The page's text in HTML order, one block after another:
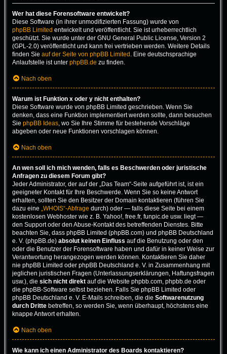
Wer hat diese Forensoftware entwickelt?
Diese Software (in ihrer unmodifizierten Fassung) wurde von
phpBB Limited entwickelt und veröffentlicht. Sie ist urheberrechtlich
geschützt. Sie wurde unter der GNU General Public License, Version 2
(GPL-2.0) veröffentlicht und kann frei vertrieben werden. Weitere Details
finden Sie auf der Seite von phpBB Limited . Eine deutschsprachige
Anlaufstelle ist unter phpBB.de zu finden.
Nach oben
Warum ist Funktion x oder y nicht enthalten?
Diese Software wurde von phpBB Limited geschrieben. Wenn Sie
denken, dass eine Funktion implementiert werden sollte, dann besuchen
Sie phpBB Ideas, wo Sie Ihre Stimme für bestehende Vorschläge
abgeben oder neue Funktionen vorschlagen können.
Nach oben
An wen soll ich mich wenden, falls es Beschwerden oder juristische
Anfragen zu diesem Forum gibt?
Jeder Administrator, der auf der „Das Team“-Seite aufgeführt ist, ist ein
geeigneter Kontakt für Ihre Beschwerde. Wenn Sie so keine Antwort
erhalten, sollten Sie den Besitzer der Domain kontaktieren (führen Sie
dazu eine „WHOIS“-Abfrage durch) oder — falls diese Seite bei einem
kostenlosen Webhoster wie z. B. Yahoo!, free.fr, funpic.de usw. liegt —
den Support oder den Abuse-Kontakt des betreffenden Dienstes. Bitte
beachten Sie, dass phpBB Limited (phpBB.com) und phpBB Deutschland
e. V. (phpBB.de) absolut keinen Einfluss auf die Benutzung oder den
oder die Benutzer der Forensoftware haben und dafür in keiner Weise zur
Verantwortung herangezogen werden können. Kontaktieren Sie daher
nie phpBB Limited oder phpBB Deutschland e. V. in Zusammenhang mit
jeglichen juristischen Fragen (Unterlassungserklärungen, Haftungsfragen
usw.), die sich nicht direkt auf die Website phpbb.com, phpbb.de oder
die phpBB-Software selbst beziehen. Falls Sie phpBB Limited oder
phpBB Deutschland e. V. E-Mails schreiben, die die Softwarenutzung
durch Dritte betreffen, so werden Sie, wenn überhaupt, höchstens eine
knappe Antwort erhalten.
Nach oben
Wie kann ich einen Administrator des Boards kontaktieren?